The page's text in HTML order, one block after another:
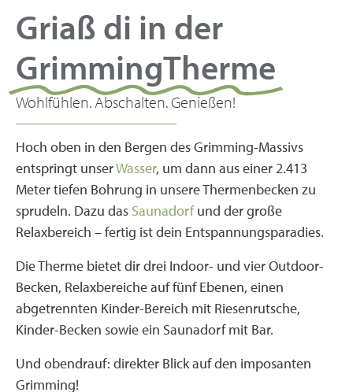
Griaß di, in der
GrimmingTherme
Entspannung pur - Urlaub dahoam!
Ticket buchen
Griaß di in der
GrimmingTherme
Wohlfühlen. Abschalten. Genießen!
Hoch oben in den Bergen des Grimming-Massivs
entspringt unserWasser, um dann aus einer 2.413
Meter tiefen Bohrung in unsere Thermenbecken zu
sprudeln. Dazu das Saunadorfund der große
Relaxbereich – fertig ist dein Entspannungsparadies.
Die Therme bietet dir drei Indoor- und vier Outdoor-
Becken, Relaxbereiche auf fünf Ebenen, einen
abgetrennten Kinder-Bereich mit Riesenrutsche,
Kinder-Becken sowie ein Saunadorf mit Bar.
Und obendrauf: direkter Blick auf den imposanten
Grimming!